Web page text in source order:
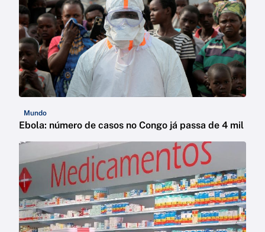
Mundo
Ebola: número de casos no Congo já passa de 4 mil